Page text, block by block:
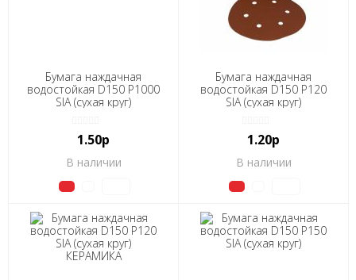
Бумага наждачная
водостойкая D150 Р1000
SIA (сухая круг)
1.50р
В наличии
Бумага наждачная
водостойкая D150 Р120
SIA (сухая круг)
1.20р
В наличии